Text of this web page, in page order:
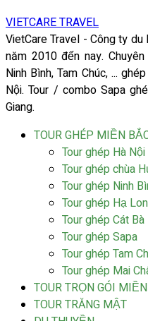
VIETCARE TRAVEL
VietCare Travel - Công ty
năm 2010 đến nay.
Ninh Bình, Tam Chúc, ...
Nội. Tour / combo Sapa
Giang.
TOUR GHÉP MIỀN
Tour ghép Hà
Tour ghép chùa
Tour ghép Ninh
Tour ghép Hạ
Tour ghép Cát Bà
Tour ghép Sapa
Tour ghép Tam
Tour ghép Mai
TOUR TRỌN GÓI
TOUR TRĂNG MẬT